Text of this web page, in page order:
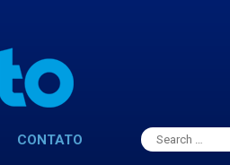
CONTATO
Search
for: